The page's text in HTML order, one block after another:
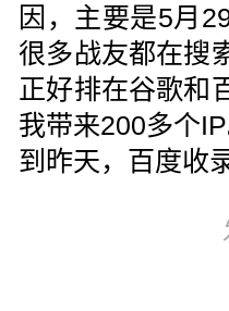
因，主要是5月
很多战友都在搜
正好排在谷歌和
我带来200多个
到昨天，百度收